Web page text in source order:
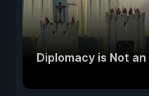
Diplomacy is Not